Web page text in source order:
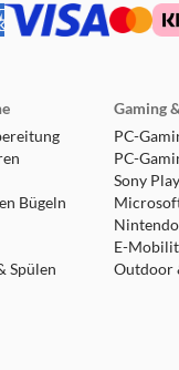
Bügeln
Spülen
Gaming
PC-
PC-
Sony
Nintendo
E-
Outdoor